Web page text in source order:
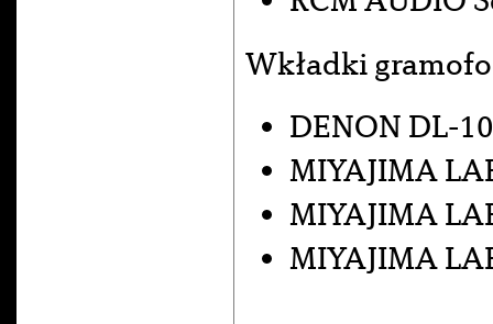
Wkładki
DENON DL-
MIYAJIMA
MIYAJIMA
MIYAJIMA